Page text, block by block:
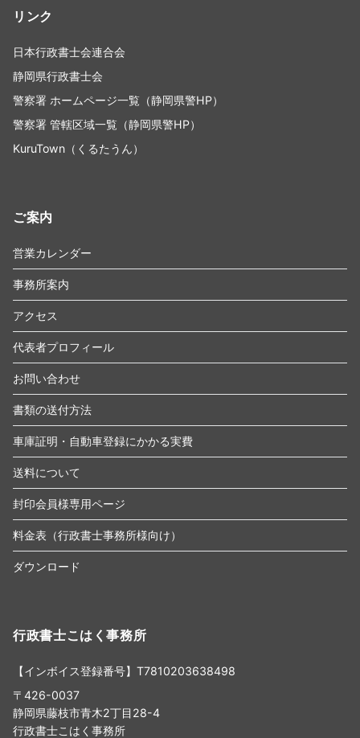
リンク
日本行政書士会連合会
静岡県行政書士会
警察署 ホームページ一覧（静岡県警HP）
警察署 管轄区域一覧（静岡県警HP）
KuruTown（くるたうん）
ご案内
営業カレンダー
事務所案内
アクセス
代表者プロフィール
お問い合わせ
書類の送付方法
車庫証明・自動車登録にかかる実費
送料について
封印会員様専用ページ
料金表（行政書士事務所様向け）
ダウンロード
行政書士こはく事務所
【インボイス登録番号】T7810203638498
〒426-0037
静岡県藤枝市青木2丁目28-4
行政書士こはく事務所